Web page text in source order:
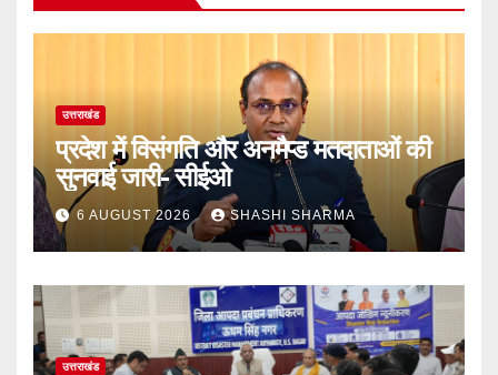
उत्तराखंड
प्रदेश में विसंगति और अनमैप्ड मतदाताओं की
सुनवाई जारी- सीईओ
6 AUGUST 2026 SHASHI SHARMA
उत्तराखंड